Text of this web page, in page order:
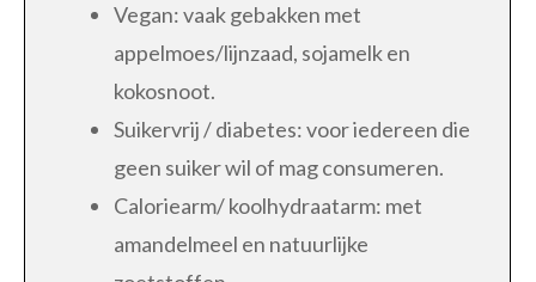
Vegan: vaak gebakken met
appelmoes/lijnzaad, sojamelk en
kokosnoot.
Suikervrij / diabetes: voor iedereen die
geen suiker wil of mag consumeren.
Caloriearm/ koolhydraatarm: met
amandelmeel en natuurlijke